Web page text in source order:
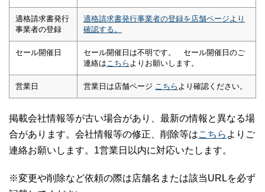
適格請求書発行
事業者の登録
適格請求書発行事業者の登録を店舗ページより
確認する。
セール開催日
セール開催日は不明です。 セール開催日のご
連絡は こちら よりお願いします。
営業日 営業日は店舗ページ こちら より確認ください。
掲載会社情報等が古い場合があり、最新の情報と異なる場
合があります。会社情報等の修正、削除等はこちら よりご
連絡お願いします。1営業日以内に対応いたします。
※変更や削除など依頼の際は店舗名または該当URLを必ず